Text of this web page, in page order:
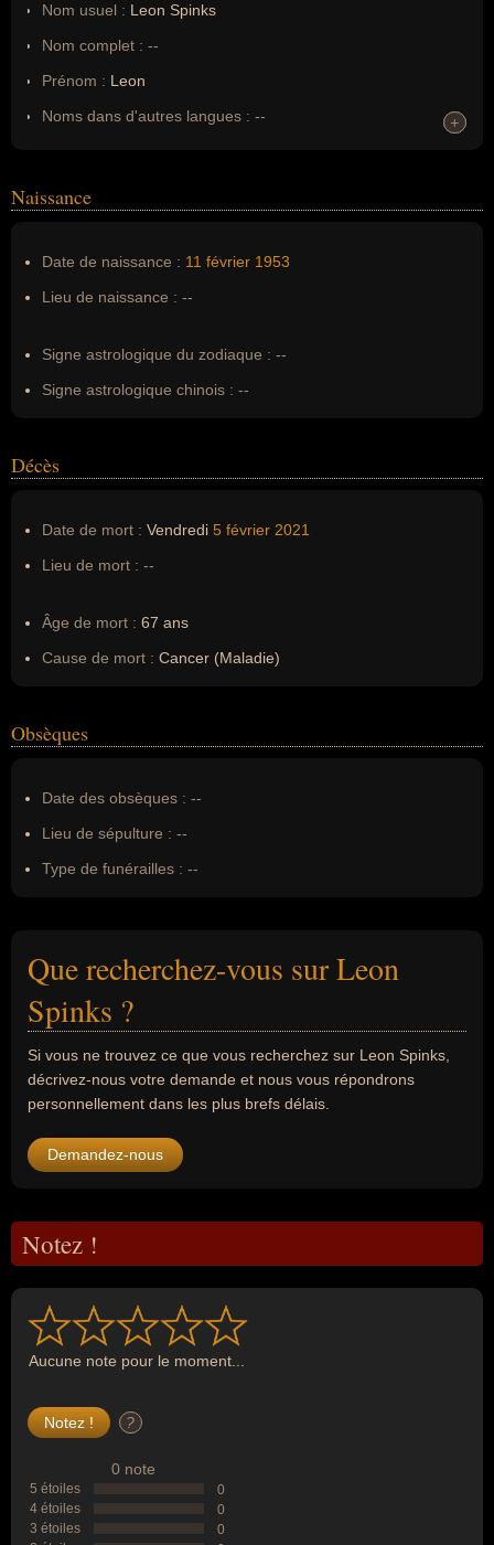
Nom usuel : Leon Spinks
Nom complet : --
Prénom : Leon
Noms dans d'autres langues : --
Nom de famille :Spinks
+
+
Naissance
Date de naissance : 11 février 1953
Lieu de naissance : --
Signe astrologique du zodiaque : --
Signe astrologique chinois : --
Décès
Date de mort : Vendredi 5 février 2021
Lieu de mort : --
Âge de mort : 67 ans
Cause de mort : Cancer (Maladie)
Obsèques
Date des obsèques : --
Lieu de sépulture : --
Type de funérailles : --
Que recherchez-vous sur Leon
Spinks ?
Si vous ne trouvez ce que vous recherchez sur Leon Spinks,
décrivez-nous votre demande et nous vous répondrons
personnellement dans les plus brefs délais.
Demandez-nous
Notez !
Aucune note pour le moment...
?
0 note
5 étoiles
0
4 étoiles
0
3 étoiles
0